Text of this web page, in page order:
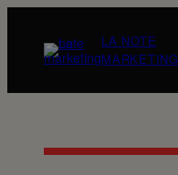
contenu
LA NOTE
MARKETING